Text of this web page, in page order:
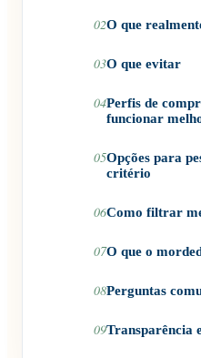
02O que
03O que evitar
04Perfis de
funcionar
05Opções para
critério
06Como filtrar
07O que o
08Perguntas
09Transparência